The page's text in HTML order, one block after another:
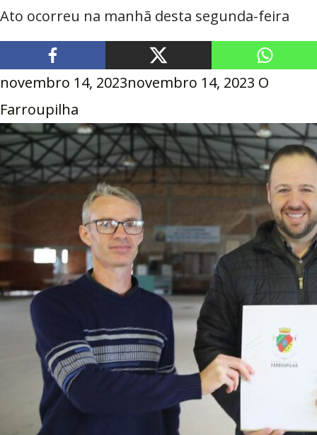
Ato ocorreu na manhã desta segunda-feira
novembro 14, 2023novembro 14, 2023 O
Farroupilha